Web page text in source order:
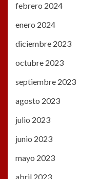
febrero 2024
enero 2024
diciembre 2023
octubre 2023
septiembre 2023
agosto 2023
julio 2023
junio 2023
mayo 2023
abril 2023